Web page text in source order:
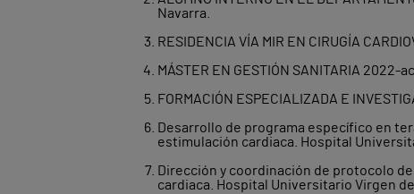
Navarra.
RESIDENCIA VÍA MIR EN CIRUGÍA
MÁSTER EN GESTIÓN SANITARIA
FORMACIÓN ESPECIALIZADA E
Desarrollo de programa específico en
estimulación cardiaca. Hospital
Dirección y coordinación de protocolo
cardiaca. Hospital Universitario Virgen